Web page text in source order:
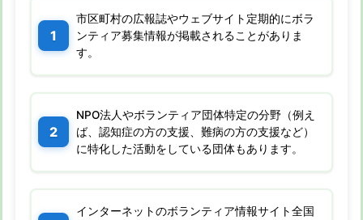
市区町村の広報誌やウェブサイト定期的にボラ
ンティア募集情報が掲載されることがありま
す。
NPO法人やボランティア団体特定の分野（例え
ば、認知症の方の支援、難病の方の支援など）
に特化した活動をしている団体もあります。
インターネットのボランティア情報サイト全国